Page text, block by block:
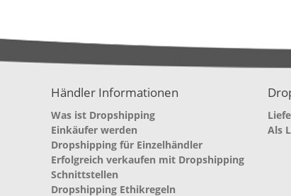
Händler Informationen
Was ist Dropshipping
Einkäufer werden
Dropshipping für Einzelhändler
Erfolgreich verkaufen mit Dropshipping
Schnittstellen
Dropshipping Ethikregeln
Als